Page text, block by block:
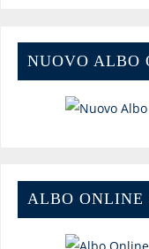
NUOVO ALBO
ALBO ONLINE